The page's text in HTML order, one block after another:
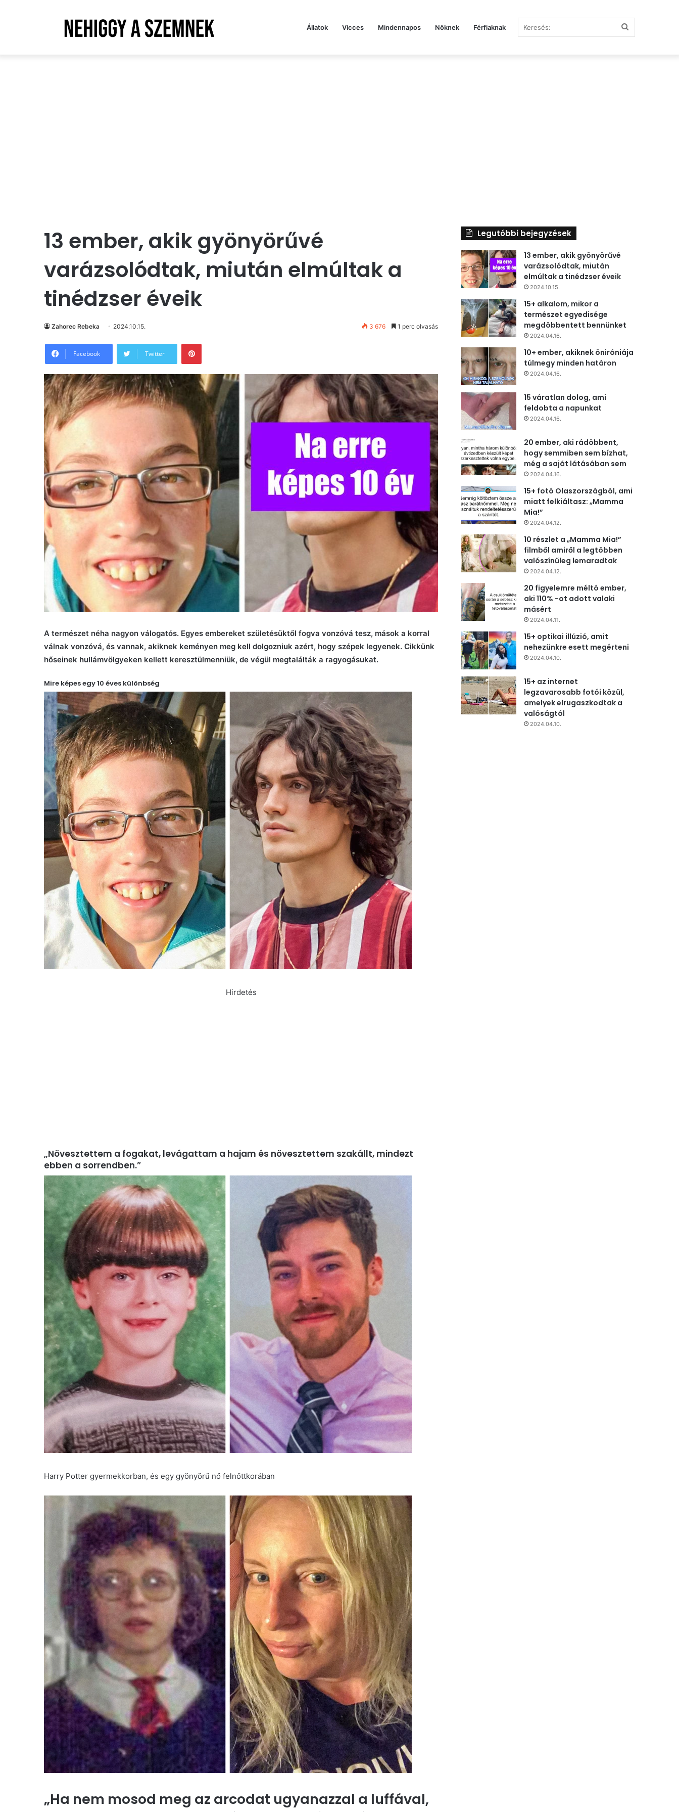
Állatok Vicces Mindennapos Nőknek Férfiaknak
13 ember, akik gyönyörűvé
varázsolódtak, miután elmúltak a
tinédzser éveik
Zahorec Rebeka 2024.10.15. 3 676 1 perc olvasás
Facebook Twitter
Pinterest
A természet néha nagyon válogatós. Egyes embereket születésüktől fogva vonzóvá tesz, mások a korral
válnak vonzóvá, és vannak, akiknek keményen meg kell dolgozniuk azért, hogy szépek legyenek. Cikkünk
hőseinek hullámvölgyeken kellett keresztülmenniük, de végül megtalálták a ragyogásukat.
Mire képes egy 10 éves különbség
Hirdetés
„Növesztettem a fogakat, levágattam a hajam és növesztettem szakállt, mindezt
ebben a sorrendben.”
Harry Potter gyermekkorban, és egy gyönyörű nő felnőttkorában
„Ha nem mosod meg az arcodat ugyanazzal a luffával,
Legutóbbi bejegyzések
13 ember, akik gyönyörűvé
varázsolódtak, miután
elmúltak a tinédzser éveik
2024.10.15.
15+ alkalom, mikor a
természet egyedisége
megdöbbentett bennünket
2024.04.16.
10+ ember, akiknek öniróniája
túlmegy minden határon
2024.04.16.
15 váratlan dolog, ami
feldobta a napunkat
2024.04.16.
20 ember, aki rádöbbent,
hogy semmiben sem bízhat,
még a saját látásában sem
2024.04.16.
15+ fotó Olaszországból, ami
miatt felkiáltasz: „Mamma
Mia!”
2024.04.12.
10 részlet a „Mamma Mia!”
filmből amiről a legtöbben
valószínűleg lemaradtak
2024.04.12.
20 figyelemre méltó ember,
aki 110% -ot adott valaki
másért
2024.04.11.
15+ optikai illúzió, amit
nehezünkre esett megérteni
2024.04.10.
15+ az internet
legzavarosabb fotói közül,
amelyek elrugaszkodtak a
valóságtól
2024.04.10.